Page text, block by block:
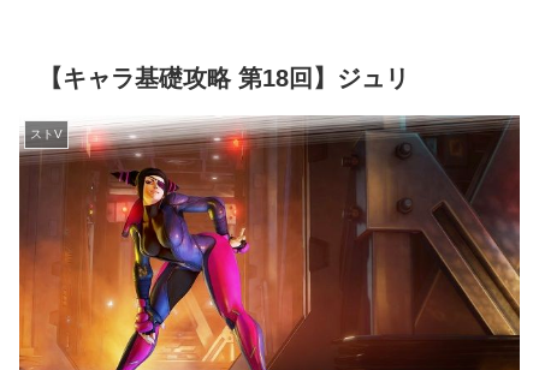
【キャラ基礎攻略 第18回】ジュリ
ストV